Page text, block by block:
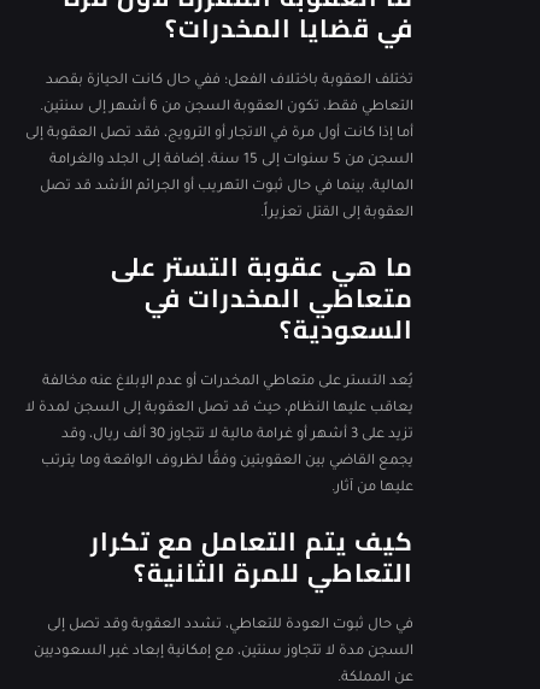
في قضايا المخدرات؟
تختلف العقوبة باختلاف الفعل؛ ففي حال كانت الحيازة بقصد
التعاطي فقط، تكون العقوبة السجن من 6 أشهر إلى سنتين.
أما إذا كانت أول مرة في الاتجار أو الترويج، فقد تصل العقوبة إلى
السجن من 5 سنوات إلى 15 سنة، إضافة إلى الجلد والغرامة
المالية، بينما في حال ثبوت التهريب أو الجرائم الأشد قد تصل
العقوبة إلى القتل تعزيراً.
ما هي عقوبة التستر على
متعاطي المخدرات في
السعودية؟
يُعد التستر على متعاطي المخدرات أو عدم الإبلاغ عنه مخالفة
يعاقب عليها النظام، حيث قد تصل العقوبة إلى السجن لمدة لا
تزيد على 3 أشهر أو غرامة مالية لا تتجاوز 30 ألف ريال، وقد
يجمع القاضي بين العقوبتين وفقًا لظروف الواقعة وما يترتب
عليها من آثار.
كيف يتم التعامل مع تكرار
التعاطي للمرة الثانية؟
في حال ثبوت العودة للتعاطي، تشدد العقوبة وقد تصل إلى
السجن مدة لا تتجاوز سنتين، مع إمكانية إبعاد غير السعوديين
عن المملكة.